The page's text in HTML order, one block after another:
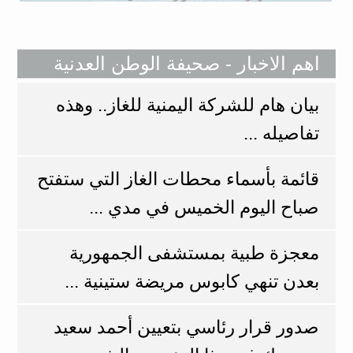
اهم الاخبار - صحيفة الوطن العدنية
بيان هام للشركة اليمنية للغاز.. وهذه
تفاصيله ...
قائمة بأسماء محطات الغاز التي ستفتح
صباح اليوم الخميس في مدي ...
معجزة طبية بمستشفى الجمهورية
بعدن تنهي كابوس مريضة ستينية ...
صدور قرار رئاسي بتعيين أحمد سعيد